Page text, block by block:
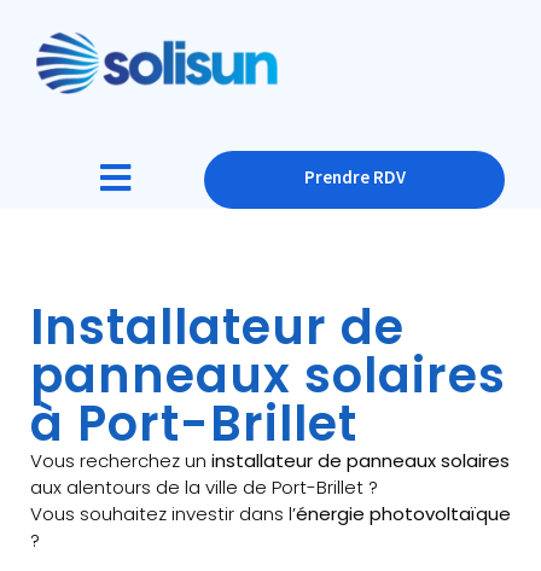
Prendre RDV
Installateur de
panneaux solaires
à Port-Brillet
Vous recherchez un installateur de panneaux solaires
aux alentours de la ville de Port-Brillet ?
Vous souhaitez investir dans l’énergie photovoltaïque
?